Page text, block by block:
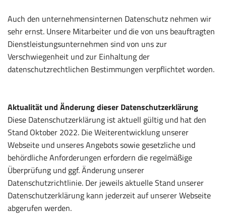
Auch den unternehmensinternen Datenschutz nehmen wir
sehr ernst. Unsere Mitarbeiter und die von uns beauftragten
Dienstleistungsunternehmen sind von uns zur
Verschwiegenheit und zur Einhaltung der
datenschutzrechtlichen Bestimmungen verpflichtet worden.
Aktualität und Änderung dieser Datenschutzerklärung
Diese Datenschutzerklärung ist aktuell gültig und hat den
Stand Oktober 2022. Die Weiterentwicklung unserer
Webseite und unseres Angebots sowie gesetzliche und
behördliche Anforderungen erfordern die regelmäßige
Überprüfung und ggf. Änderung unserer
Datenschutzrichtlinie. Der jeweils aktuelle Stand unserer
Datenschutzerklärung kann jederzeit auf unserer Webseite
abgerufen werden.